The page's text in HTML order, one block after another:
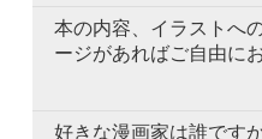
本の内容、イラストへ
ージがあればご自由に
好きな漫画家は誰です